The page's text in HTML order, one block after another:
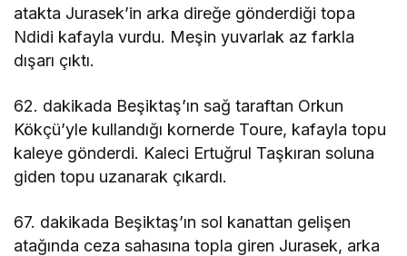
atakta Jurasek’in arka direğe gönderdiği topa
Ndidi kafayla vurdu. Meşin yuvarlak az farkla
dışarı çıktı.
62. dakikada Beşiktaş’ın sağ taraftan Orkun
Kökçü’yle kullandığı kornerde Toure, kafayla topu
kaleye gönderdi. Kaleci Ertuğrul Taşkıran soluna
giden topu uzanarak çıkardı.
67. dakikada Beşiktaş’ın sol kanattan gelişen
atağında ceza sahasına topla giren Jurasek, arka